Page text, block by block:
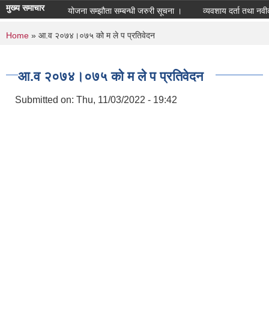
मुख्य समाचारयोजना सम्झौता सम्बन्धी जरुरी सूचना । व्यवशाय दर्ता तथा नवीकरण
You are here
Home » आ.व २०७४।०७५ को म ले प प्रतिवेदन
आ.व २०७४।०७५ को म ले प प्रतिवेदन
Submitted on: Thu, 11/03/2022 - 19:42